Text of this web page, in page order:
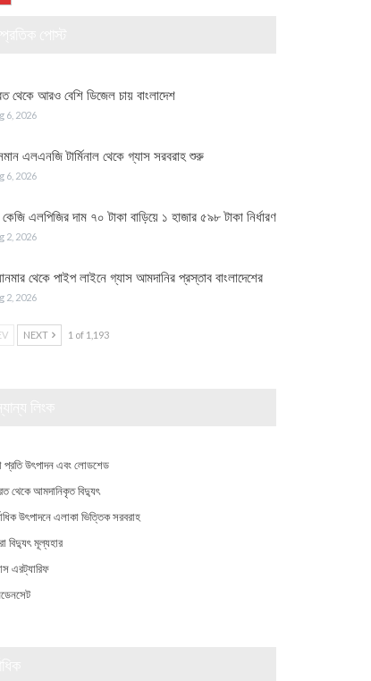
থেকে আরও বেশি ডিজেল চায় বাংলাদেশ
6, 2026
এলএনজি টার্মিনাল থেকে গ্যাস সরবরাহ শুরু
6, 2026
এলপিজির দাম ৭০ টাকা বাড়িয়ে ১ হাজার ৫৯৮ টাকা নির্ধারণ
2, 2026
থেকে পাইপ লাইনে গ্যাস আমদানির প্রস্তাব বাংলাদেশের
2, 2026
NEXT 1 of 1,193
প্রতি উৎপাদন এবং লোডশেড
থেকে আমদানিকৃত বিদ্যুৎ
উৎপাদনে এলাকা ভিত্তিক সরবরাহ
বিদ্যুৎ মূল্যহার
এরট্যারিফ